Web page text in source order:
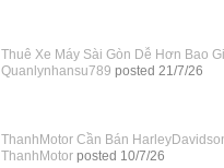
Thuê Xe Máy Sài Gòn Dễ Hơn Bao
Quanlynhansu789 posted 21/7/26
ThanhMotor Cần Bán
ThanhMotorposted 10/7/26